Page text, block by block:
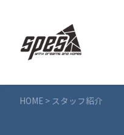
HOME > スタッフ紹介